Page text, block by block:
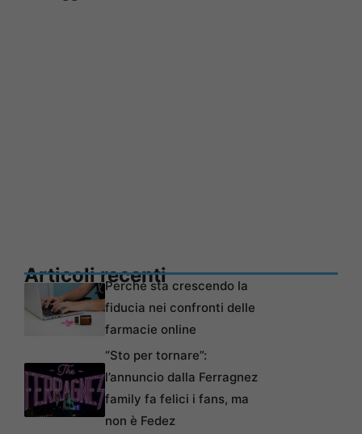
Articoli recentiPerché sta crescendo la
fiducia nei confronti delle
farmacie online
“Sto per tornare”:
l’annuncio dalla Ferragnez
family fa felici i fans, ma
non è Fedez